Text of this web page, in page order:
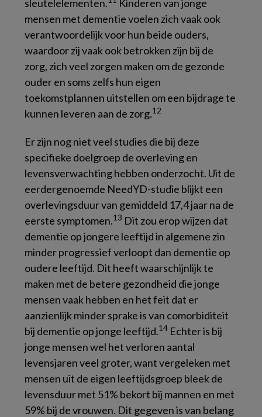
sleutelelementen.
Kinderen van jonge
mensen met dementie voelen zich vaak ook
verantwoordelijk voor hun beide ouders,
waardoor zij vaak ook betrokken zijn bij de
zorg, zich veel zorgen maken om de gezonde
ouder en soms zelfs hun eigen
toekomstplannen uitstellen om een bijdrage te
kunnen leveren aan de zorg.12
Er zijn nog niet veel studies die bij deze
specifieke doelgroep de overleving en
levensverwachting hebben onderzocht. Uit de
eerdergenoemde NeedYD-studie blijkt een
overlevingsduur van gemiddeld 17,4 jaar na de
eerste symptomen.13 Dit zou erop wijzen dat
dementie op jongere leeftijd in algemene zin
minder progressief verloopt dan dementie op
oudere leeftijd. Dit heeft waarschijnlijk te
maken met de betere gezondheid die jonge
mensen vaak hebben en het feit dat er
aanzienlijk minder sprake is van comorbiditeit
bij dementie op jonge leeftijd.14 Echter is bij
jonge mensen wel het verloren aantal
levensjaren veel groter, want vergeleken met
mensen uit de eigen leeftijdsgroep bleek de
levensduur met 51% bekort bij mannen en met
59% bij de vrouwen. Dit gegeven is van belang